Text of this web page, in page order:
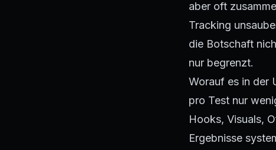
aber oft
Tracking
die Botschaft
nur begrenzt.
Worauf es in der
pro Test nur
Hooks, Visuals,
Ergebnisse